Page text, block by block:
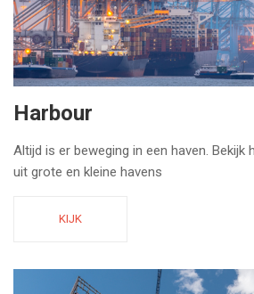
Harbour
Altijd is er beweging in een haven. Bekijk
uit grote en kleine havens
KIJK